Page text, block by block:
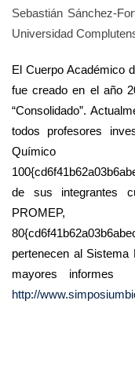
Sebastián Sánchez-
Universidad
El Cuerpo Académico
fue creado en el año
“Consolidado”.
todos profesores
Químico
de sus integrantes
pertenecen al
mayores
http://